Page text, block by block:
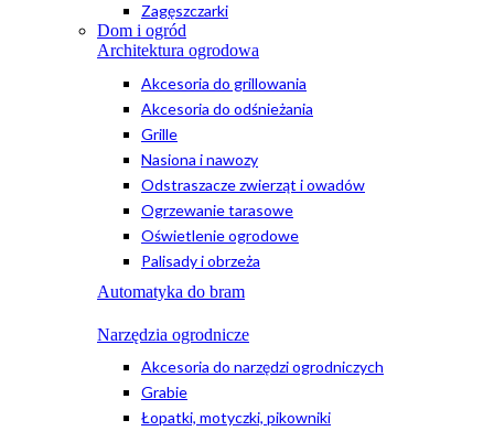
Zagęszczarki
Dom i ogród
Architektura ogrodowa
Akcesoria do grillowania
Akcesoria do odśnieżania
Grille
Nasiona i nawozy
Odstraszacze zwierząt i owadów
Ogrzewanie tarasowe
Oświetlenie ogrodowe
Palisady i obrzeża
Automatyka do bram
Narzędzia ogrodnicze
Akcesoria do narzędzi ogrodniczych
Grabie
Łopatki, motyczki, pikowniki